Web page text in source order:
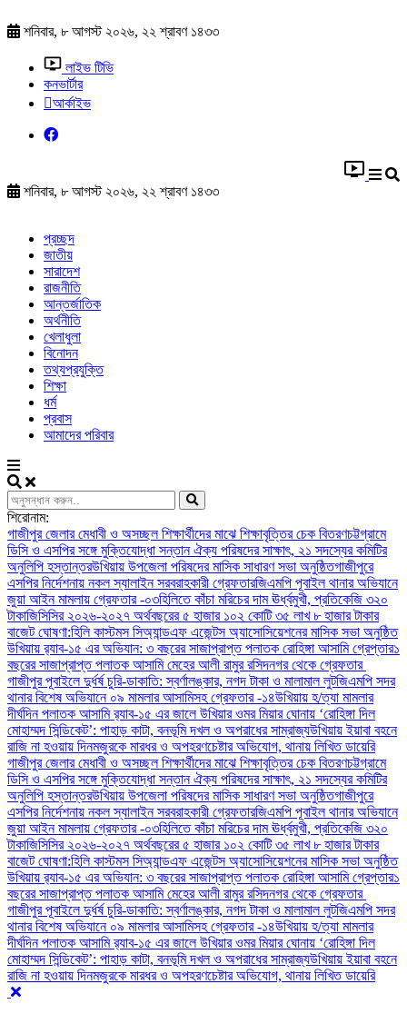
শনিবার, ৮ আগস্ট ২০২৬, ২২ শ্রাবণ ১৪৩৩
লাইভ টিভি
কনভার্টার
আর্কাইভ
শনিবার, ৮ আগস্ট ২০২৬, ২২ শ্রাবণ ১৪৩৩
প্রচ্ছদ
জাতীয়
সারাদেশ
রাজনীতি
আন্তর্জাতিক
অর্থনীতি
খেলাধুলা
বিনোদন
তথ্যপ্রযুক্তি
শিক্ষা
ধর্ম
প্রবাস
আমাদের পরিবার
শিরোনাম:
গাজীপুর জেলার মেধাবী ও অসচ্ছল শিক্ষার্থীদের মাঝে শিক্ষাবৃত্তির চেক বিতরণচট্টগ্রামে
ডিসি ও এসপির সঙ্গে মুক্তিযোদ্ধা সন্তান ঐক্য পরিষদের সাক্ষাৎ, ২১ সদস্যের কমিটির
অনুলিপি হস্তান্তরউখিয়ায় উপজেলা পরিষদের মাসিক সাধারণ সভা অনুষ্ঠিতগাজীপুরে
এসপির নির্দেশনায় নকল স্যালাইন সরবরাহকারী গ্রেফতারজিএমপি পূবাইল থানার অভিযানে
জুয়া আইন মামলায় গ্রেফতার -০৩হিলিতে কাঁচা মরিচের দাম ঊর্ধ্বমুখী, প্রতিকেজি ৩২০
টাকাজিসিসির ২০২৬-২০২৭ অর্থবছরের ৫ হাজার ১০২ কোটি ৩৫ লাখ ৮ হাজার টাকার
বাজেট ঘোষণা:হিলি কাস্টমস সিঅ্যান্ডএফ এজেন্টস অ্যাসোসিয়েশনের মাসিক সভা অনুষ্ঠিত
উখিয়ায় র‍্যাব-১৫ এর অভিযান: ৩ বছরের সাজাপ্রাপ্ত পলাতক রোহিঙ্গা আসামি গ্রেপ্তার১
বছরের সাজাপ্রাপ্ত পলাতক আসামি মেহের আলী রামুর রসিদনগর থেকে গ্রেফতার ‎
গাজীপুর পূবাইলে দুর্ধর্ষ চুরি-ডাকাতি: স্বর্ণালঙ্কার, নগদ টাকা ও মালামাল লুটজিএমপি সদর
থানার বিশেষ অভিযানে ০৯ মামলার আসামিসহ গ্রেফতার -১৪উখিয়ায় হ/ত্যা মামলার
দীর্ঘদিন পলাতক আসামি র‌্যাব-১৫ এর জালে ‎‎উখিয়ার ওমর মিয়ার ঘোনায় ‘রোহিঙ্গা দিল
মোহাম্মদ সিন্ডিকেট’: পাহাড় কাটা, বনভূমি দখল ও অপরাধের সাম্রাজ্যউখিয়ায় ইয়াবা বহনে
রাজি না হওয়ায় দিনমজুরকে মারধর ও অপহরণচেষ্টার অভিযোগ, থানায় লিখিত ডায়েরি
গাজীপুর জেলার মেধাবী ও অসচ্ছল শিক্ষার্থীদের মাঝে শিক্ষাবৃত্তির চেক বিতরণচট্টগ্রামে
ডিসি ও এসপির সঙ্গে মুক্তিযোদ্ধা সন্তান ঐক্য পরিষদের সাক্ষাৎ, ২১ সদস্যের কমিটির
অনুলিপি হস্তান্তরউখিয়ায় উপজেলা পরিষদের মাসিক সাধারণ সভা অনুষ্ঠিতগাজীপুরে
এসপির নির্দেশনায় নকল স্যালাইন সরবরাহকারী গ্রেফতারজিএমপি পূবাইল থানার অভিযানে
জুয়া আইন মামলায় গ্রেফতার -০৩হিলিতে কাঁচা মরিচের দাম ঊর্ধ্বমুখী, প্রতিকেজি ৩২০
টাকাজিসিসির ২০২৬-২০২৭ অর্থবছরের ৫ হাজার ১০২ কোটি ৩৫ লাখ ৮ হাজার টাকার
বাজেট ঘোষণা:হিলি কাস্টমস সিঅ্যান্ডএফ এজেন্টস অ্যাসোসিয়েশনের মাসিক সভা অনুষ্ঠিত
উখিয়ায় র‍্যাব-১৫ এর অভিযান: ৩ বছরের সাজাপ্রাপ্ত পলাতক রোহিঙ্গা আসামি গ্রেপ্তার১
বছরের সাজাপ্রাপ্ত পলাতক আসামি মেহের আলী রামুর রসিদনগর থেকে গ্রেফতার ‎
গাজীপুর পূবাইলে দুর্ধর্ষ চুরি-ডাকাতি: স্বর্ণালঙ্কার, নগদ টাকা ও মালামাল লুটজিএমপি সদর
থানার বিশেষ অভিযানে ০৯ মামলার আসামিসহ গ্রেফতার -১৪উখিয়ায় হ/ত্যা মামলার
দীর্ঘদিন পলাতক আসামি র‌্যাব-১৫ এর জালে ‎‎উখিয়ার ওমর মিয়ার ঘোনায় ‘রোহিঙ্গা দিল
মোহাম্মদ সিন্ডিকেট’: পাহাড় কাটা, বনভূমি দখল ও অপরাধের সাম্রাজ্যউখিয়ায় ইয়াবা বহনে
রাজি না হওয়ায় দিনমজুরকে মারধর ও অপহরণচেষ্টার অভিযোগ, থানায় লিখিত ডায়েরি